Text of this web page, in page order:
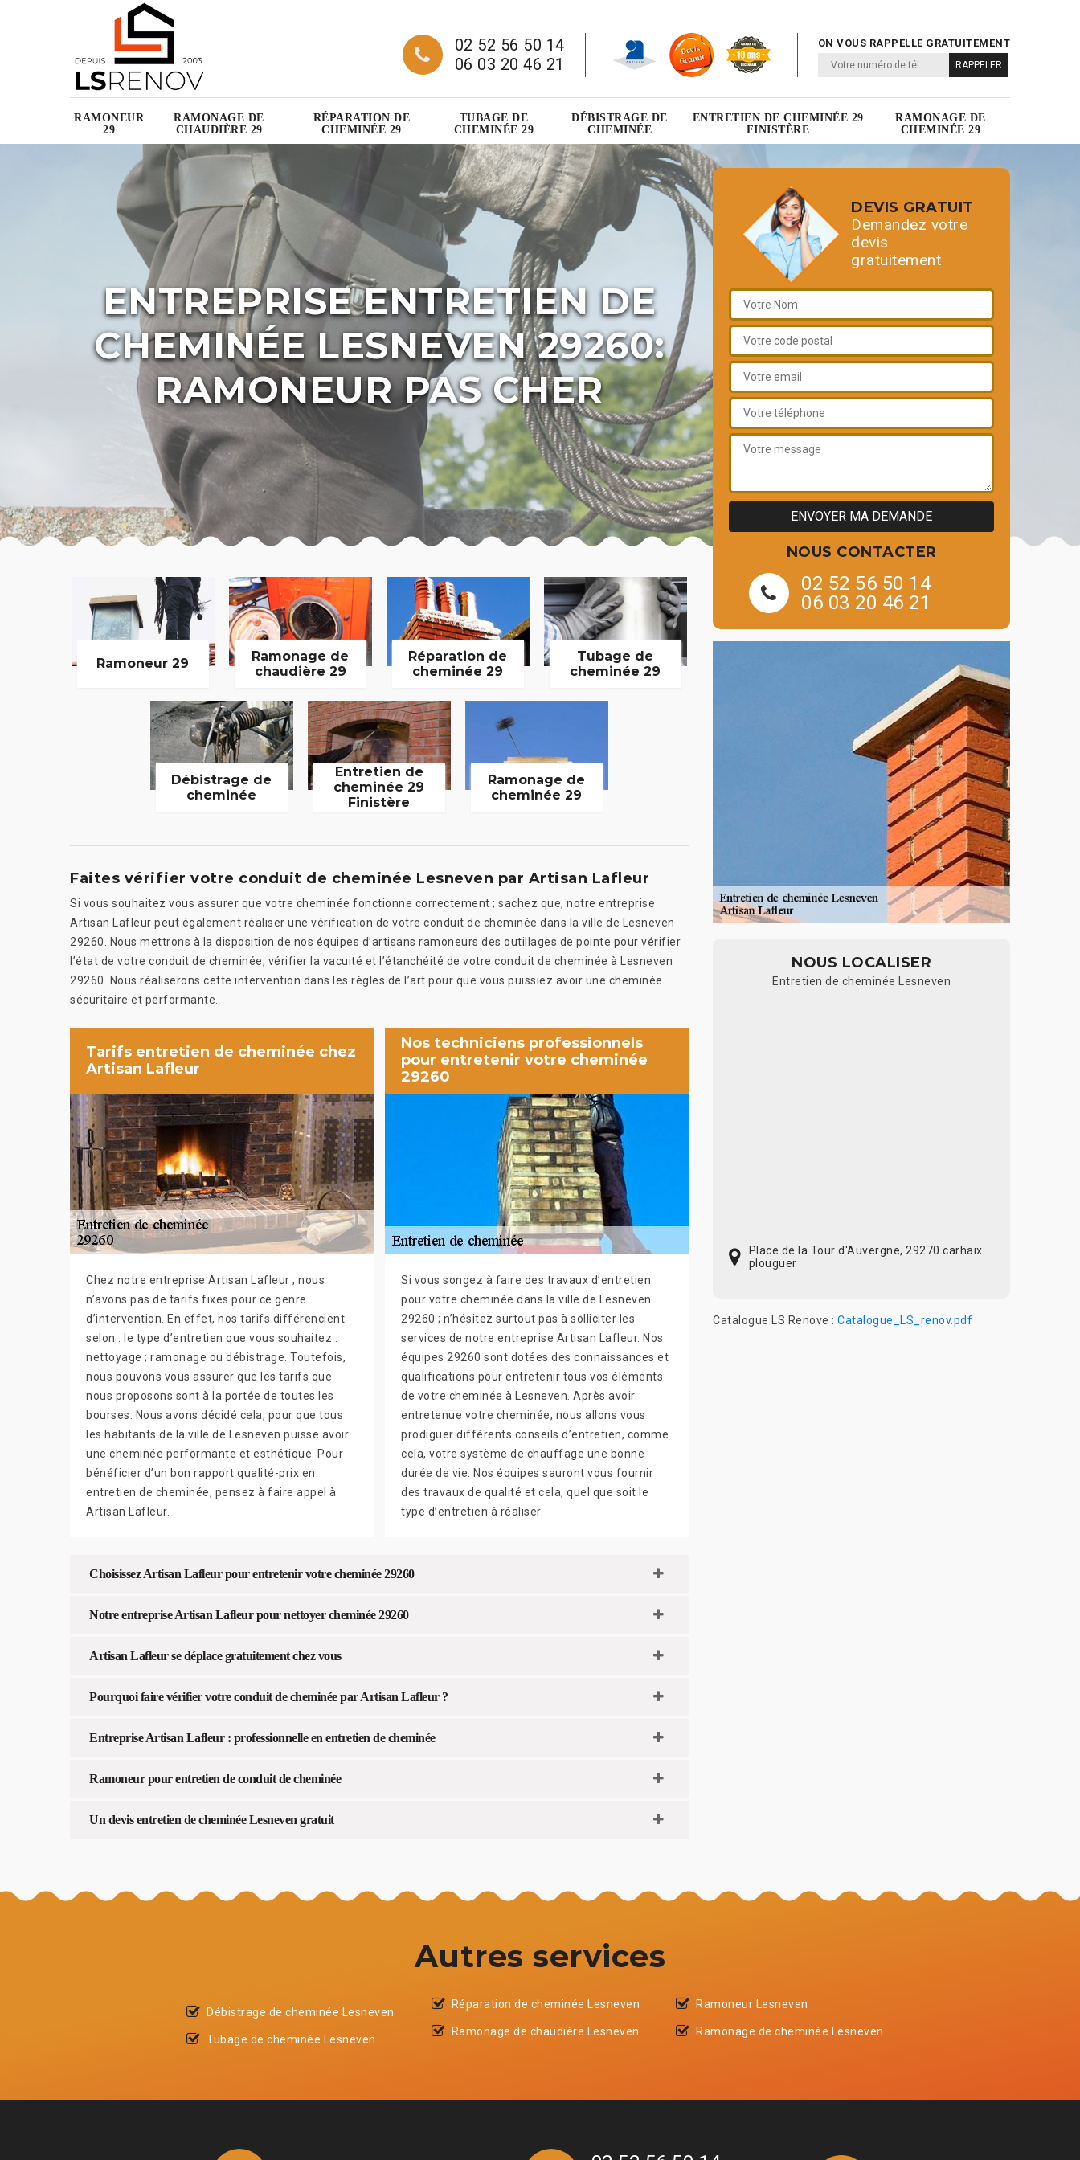
02 52 56 50 14
06 03 20 46 21
ON VOUS RAPPELLE GRATUITEMENT
RAMONEUR
29
RAMONAGE DE
CHAUDIÈRE 29
RÉPARATION DE
CHEMINÉE 29
TUBAGE DE
CHEMINÉE 29
DÉBISTRAGE DE
CHEMINÉE
ENTRETIEN DE CHEMINÉE 29
FINISTÈRE
RAMONAGE DE
CHEMINÉE 29
ENTREPRISE ENTRETIEN DE
CHEMINÉE LESNEVEN 29260:
RAMONEUR PAS CHER
Ramoneur 29
Ramonage de
chaudière 29
Réparation de
cheminée 29
Tubage de
cheminée 29
Débistrage de
cheminée
Entretien de
cheminée 29
Finistère
Ramonage de
cheminée 29
Faites vérifier votre conduit de cheminée Lesneven par Artisan Lafleur
Si vous souhaitez vous assurer que votre cheminée fonctionne correctement ; sachez que, notre entreprise
Artisan Lafleur peut également réaliser une vérification de votre conduit de cheminée dans la ville de Lesneven
29260. Nous mettrons à la disposition de nos équipes d’artisans ramoneurs des outillages de pointe pour vérifier
l’état de votre conduit de cheminée, vérifier la vacuité et l’étanchéité de votre conduit de cheminée à Lesneven
29260. Nous réaliserons cette intervention dans les règles de l’art pour que vous puissiez avoir une cheminée
sécuritaire et performante.
Tarifs entretien de cheminée chez
Artisan Lafleur
Chez notre entreprise Artisan Lafleur ; nous
n’avons pas de tarifs fixes pour ce genre
d’intervention. En effet, nos tarifs différencient
selon : le type d’entretien que vous souhaitez :
nettoyage ; ramonage ou débistrage. Toutefois,
nous pouvons vous assurer que les tarifs que
nous proposons sont à la portée de toutes les
bourses. Nous avons décidé cela, pour que tous
les habitants de la ville de Lesneven puisse avoir
une cheminée performante et esthétique. Pour
bénéficier d’un bon rapport qualité-prix en
entretien de cheminée, pensez à faire appel à
Artisan Lafleur.
Nos techniciens professionnels
pour entretenir votre cheminée
29260
Si vous songez à faire des travaux d’entretien
pour votre cheminée dans la ville de Lesneven
29260 ; n’hésitez surtout pas à solliciter les
services de notre entreprise Artisan Lafleur. Nos
équipes 29260 sont dotées des connaissances et
qualifications pour entretenir tous vos éléments
de votre cheminée à Lesneven. Après avoir
entretenue votre cheminée, nous allons vous
prodiguer différents conseils d’entretien, comme
cela, votre système de chauffage une bonne
durée de vie. Nos équipes sauront vous fournir
des travaux de qualité et cela, quel que soit le
type d’entretien à réaliser.
Choisissez Artisan Lafleur pour entretenir votre cheminée 29260
Notre entreprise Artisan Lafleur pour nettoyer cheminée 29260
Artisan Lafleur se déplace gratuitement chez vous
Pourquoi faire vérifier votre conduit de cheminée par Artisan Lafleur ?
Entreprise Artisan Lafleur : professionnelle en entretien de cheminée
Ramoneur pour entretien de conduit de cheminée
Un devis entretien de cheminée Lesneven gratuit
DEVIS GRATUIT
Demandez votre
devis
gratuitement
NOUS CONTACTER
02 52 56 50 14
06 03 20 46 21
NOUS LOCALISER
Entretien de cheminée Lesneven
Place de la Tour d'Auvergne, 29270 carhaix
plouguer
Catalogue LS Renove : Catalogue_LS_renov.pdf
Autres services
Débistrage de cheminée Lesneven
Tubage de cheminée Lesneven
Réparation de cheminée Lesneven
Ramonage de chaudière Lesneven
Ramoneur Lesneven
Ramonage de cheminée Lesneven